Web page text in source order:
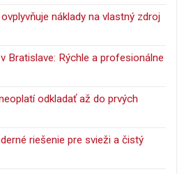
náklady na vlastný zdroj
Bratislave: Rýchle a profesionálne
odkladať až do prvých
riešenie pre svieži a čistý